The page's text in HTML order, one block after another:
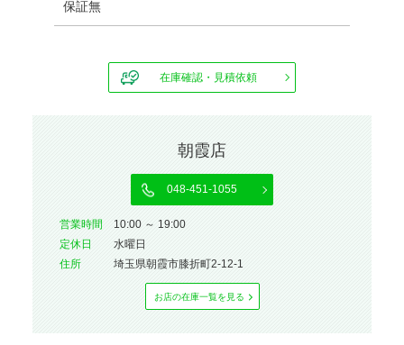
保証無
在庫確認・見積依頼
朝霞店
048-451-1055
営業時間
10:00 ～ 19:00
定休⽇
水曜日
住所
埼玉県朝霞市膝折町2-12-1
お店の在庫⼀覧を⾒る